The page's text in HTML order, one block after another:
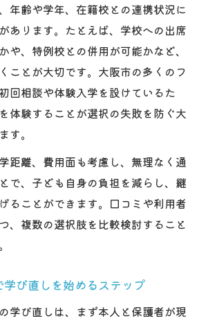
年齢や学年、在籍校との連携状況に
あります。たとえば、学校への出席
や、特例校との併用が可能かなど、
ことが大切です。大阪市の多くのフ
回相談や体験入学を設けているた
体験することが選択の失敗を防ぐ大
す。
距離、費用面も考慮し、無理なく通
で、子ども自身の負担を減らし、継
ることができます。口コミや利用者
、複数の選択肢を比較検討すること
学び直しを始めるステップ
学び直しは、まず本人と保護者が現